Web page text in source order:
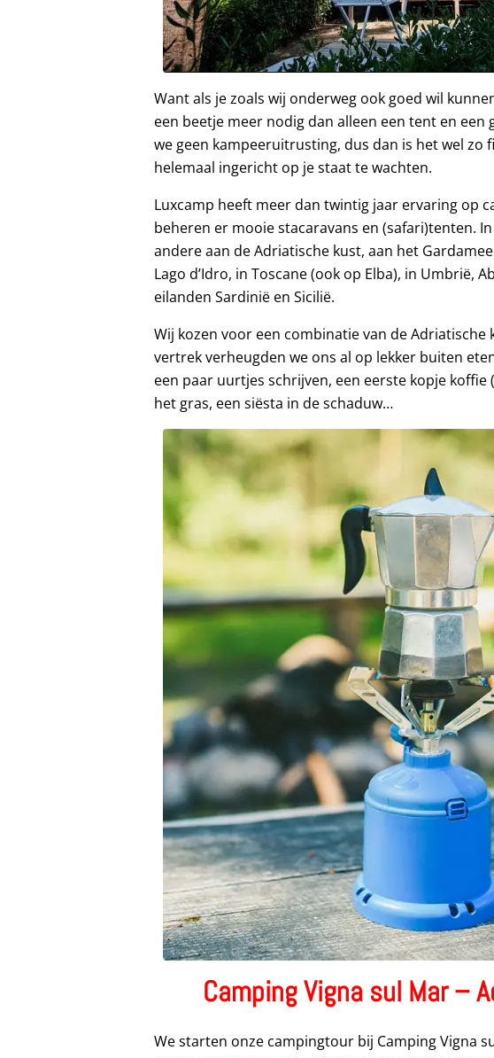
Want als je zoals wij onderweg ook goed wil
een beetje meer nodig dan alleen een tent en een
we geen kampeeruitrusting, dus dan is het wel zo
helemaal ingericht op je staat te wachten.
Luxcamp heeft meer dan twintig jaar ervaring op
beheren er mooie stacaravans en (safari)tenten.
andere aan de Adriatische kust, aan het
Lago d’Idro, in Toscane (ook op Elba), in Umbrië,
eilanden Sardinië en Sicilië.
Wij kozen voor een combinatie van de
vertrek verheugden we ons al op lekker buiten
een paar uurtjes schrijven, een eerste kopje
het gras, een siësta in de schaduw…
Camping Vigna sul Mar –
We starten onze campingtour bij Camping Vigna